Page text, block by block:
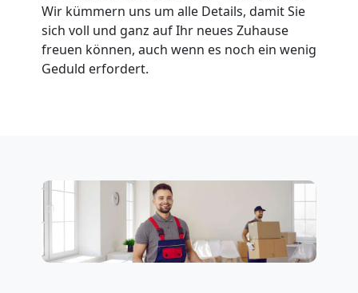
Wir kümmern uns um alle Details, damit Sie
sich voll und ganz auf Ihr neues Zuhause
freuen können, auch wenn es noch ein wenig
Geduld erfordert.